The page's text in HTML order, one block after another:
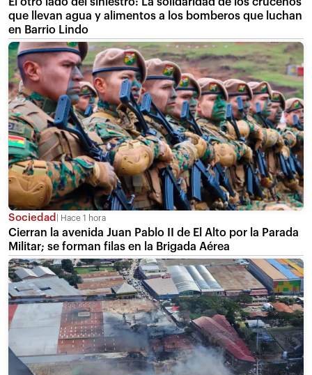
que llevan agua y alimentos a los bomberos que luchan
en Barrio Lindo
Sociedad Hace 1 hora
Cierran la avenida Juan Pablo II de El Alto por la Parada
Militar; se forman filas en la Brigada Aérea